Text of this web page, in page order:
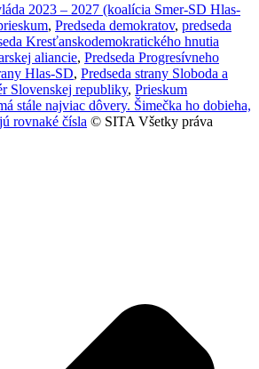
2023 – 2027 (koalícia Smer-SD Hlas-
, Predseda demokratov, predseda
Kresťanskodemokratického hnutia
aliancie, Predseda Progresívneho
Hlas-SD, Predseda strany Sloboda a
Slovenskej republiky, Prieskum
stále najviac dôvery. Šimečka ho dobieha,
rovnaké čísla © SITA Všetky práva